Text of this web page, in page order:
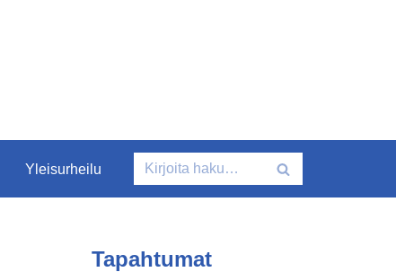
Yleisurheilu
Tapahtumat